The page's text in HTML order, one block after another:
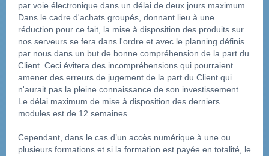
par voie électronique dans un délai de deux jours maximum.
Dans le cadre d'achats groupés, donnant lieu à une
réduction pour ce fait, la mise à disposition des produits sur
nos serveurs se fera dans l'ordre et avec le planning définis
par nous dans un but de bonne compréhension de la part du
Client. Ceci évitera des incompréhensions qui pourraient
amener des erreurs de jugement de la part du Client qui
n'aurait pas la pleine connaissance de son investissement.
Le délai maximum de mise à disposition des derniers
modules est de 12 semaines.
Cependant, dans le cas d’un accès numérique à une ou
plusieurs formations et si la formation est payée en totalité, le